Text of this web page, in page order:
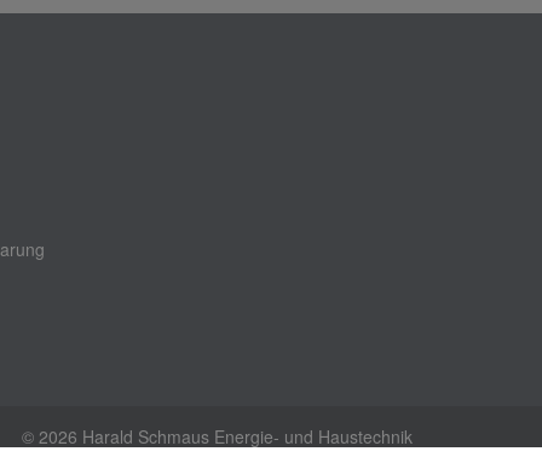
© 2026 Harald Schmaus Energie- und Haustechnik